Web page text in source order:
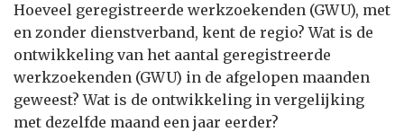
Hoeveel geregistreerde werkzoekenden (GWU), met
en zonder dienstverband, kent de regio? Wat is de
ontwikkeling van het aantal geregistreerde
werkzoekenden (GWU) in de afgelopen maanden
geweest? Wat is de ontwikkeling in vergelijking
met dezelfde maand een jaar eerder?